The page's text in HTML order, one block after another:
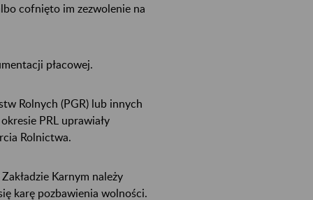
cofnięto im zezwolenie na
płacowej.
Rolnych (PGR) lub innych
PRL uprawiały
Rolnictwa.
Karnym należy
karę pozbawienia wolności.